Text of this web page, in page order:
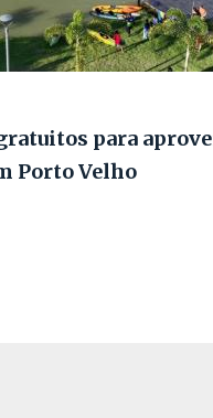
para
Porto Velho